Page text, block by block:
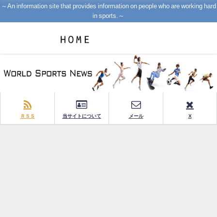
～An information site that provides information on people who are working hard
in sports.～
ＲＳＳ 当サイトについて メール X